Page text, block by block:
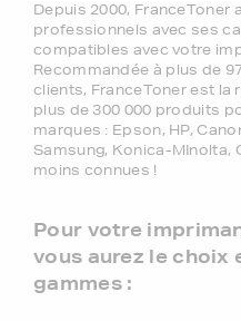
Depuis 2000,
professionnels avec ses
compatibles avec votre
Recommandée à plus de
clients, FranceToner est
plus de 300 000 produits
marques : Epson, HP,
Samsung, Konica-MInolta,
moins connues !
Pour votre
vous aurez le choix
gammes :